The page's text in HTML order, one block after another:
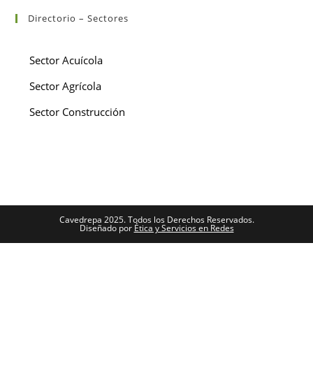
Directorio – Sectores
Sector Acuícola
Sector Agrícola
Sector Construcción
Cavedrepa 2025. Todos los Derechos Reservados.
Diseñado por Ética y Servicios en Redes